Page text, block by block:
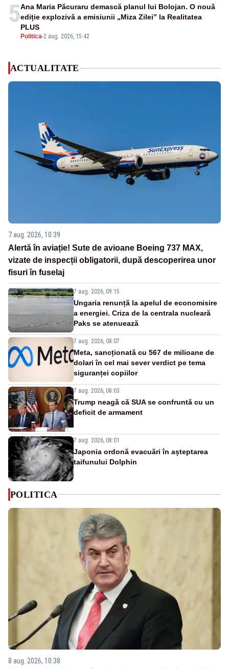
5
Politica-2 aug. 2026, 15:42
Ana Maria Păcuraru demască planul lui Bolojan. O nouă
ediție explozivă a emisiunii „Miza Zilei” la Realitatea
PLUS
ACTUALITATE
7 aug. 2026, 10:39
Alertă în aviație! Sute de avioane Boeing 737 MAX,
vizate de inspecții obligatorii, după descoperirea unor
fisuri în fuselaj
7 aug. 2026, 09:15
Ungaria renunță la apelul de economisire
a energiei. Criza de la centrala nucleară
Paks se atenuează
7 aug. 2026, 08:07
Meta, sancționată cu 567 de milioane de
dolari în cel mai sever verdict pe tema
siguranței copiilor
7 aug. 2026, 08:03
Trump neagă că SUA se confruntă cu un
deficit de armament
7 aug. 2026, 08:01
Japonia ordonă evacuări în așteptarea
taifunului Dolphin
POLITICA
8 aug. 2026, 10:38